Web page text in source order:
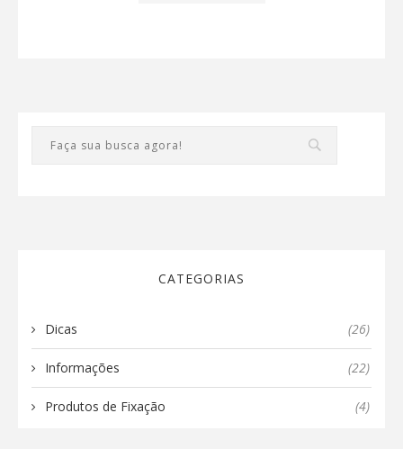
CATEGORIAS
Dicas (26)
Informações (22)
Produtos de Fixação (4)